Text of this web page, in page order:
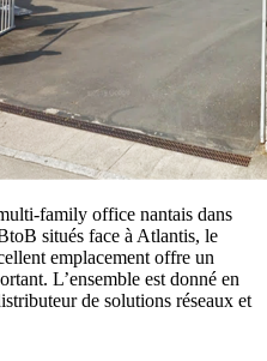
family office nantais dans
situés face à Atlantis, le
emplacement offre un
L’ensemble est donné en
de solutions réseaux et